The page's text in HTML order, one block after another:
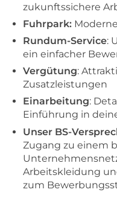
zukunftssichere
Fuhrpark:
Rundum-Service:
ein einfacher
Vergütung:
Zusatzleistungen
Einarbeitung:
Einführung in
Unser BS-
Zugang zu einem
Arbeitskleidung
zum